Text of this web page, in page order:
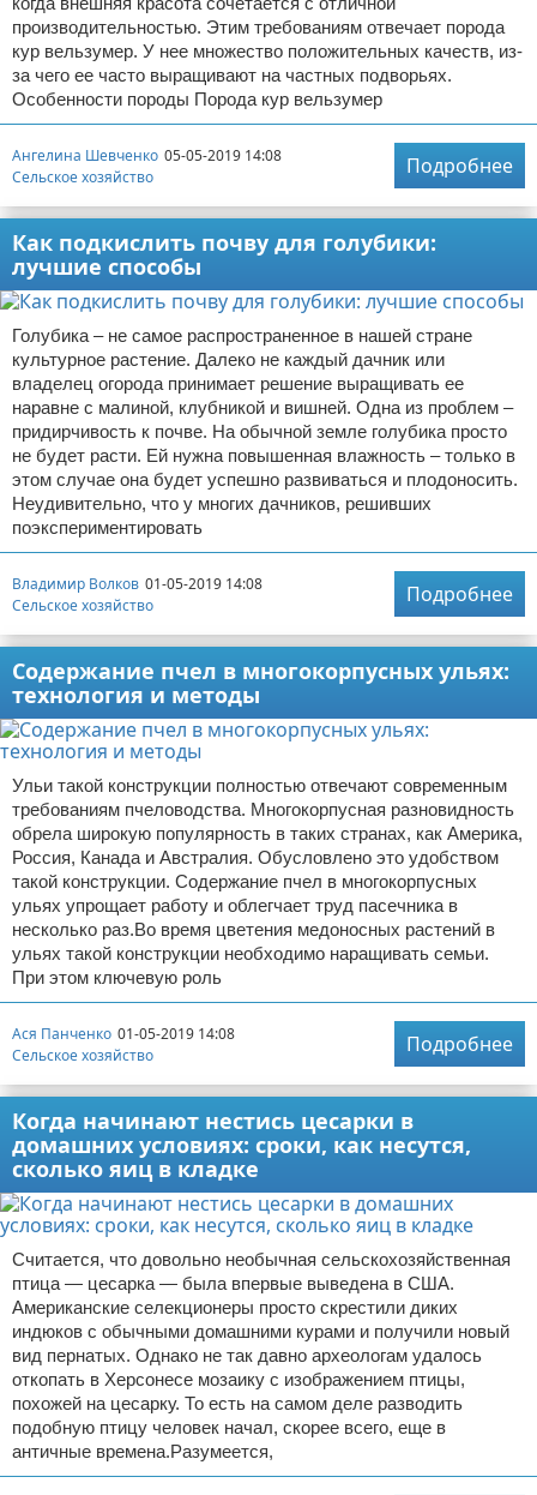
производительностью. Этим требованиям отвечает порода
кур вельзумер. У нее множество положительных качеств, из-
за чего ее часто выращивают на частных подворьях.
Особенности породы Порода кур вельзумер
Ангелина Шевченко 05-05-2019 14:08
Сельское хозяйство
Подробнее
Как подкислить почву для голубики:
лучшие способы
Голубика – не самое распространенное в нашей стране
культурное растение. Далеко не каждый дачник или
владелец огорода принимает решение выращивать ее
наравне с малиной, клубникой и вишней. Одна из проблем –
придирчивость к почве. На обычной земле голубика просто
не будет расти. Ей нужна повышенная влажность – только в
этом случае она будет успешно развиваться и плодоносить.
Неудивительно, что у многих дачников, решивших
поэкспериментировать
Владимир Волков 01-05-2019 14:08
Сельское хозяйство
Подробнее
Содержание пчел в многокорпусных ульях:
технология и методы
Ульи такой конструкции полностью отвечают современным
требованиям пчеловодства. Многокорпусная разновидность
обрела широкую популярность в таких странах, как Америка,
Россия, Канада и Австралия. Обусловлено это удобством
такой конструкции. Содержание пчел в многокорпусных
ульях упрощает работу и облегчает труд пасечника в
несколько раз.Во время цветения медоносных растений в
ульях такой конструкции необходимо наращивать семьи.
При этом ключевую роль
Ася Панченко 01-05-2019 14:08
Сельское хозяйство
Подробнее
Когда начинают нестись цесарки в
домашних условиях: сроки, как несутся,
сколько яиц в кладке
Считается, что довольно необычная сельскохозяйственная
птица — цесарка — была впервые выведена в США.
Американские селекционеры просто скрестили диких
индюков с обычными домашними курами и получили новый
вид пернатых. Однако не так давно археологам удалось
откопать в Херсонесе мозаику с изображением птицы,
похожей на цесарку. То есть на самом деле разводить
подобную птицу человек начал, скорее всего, еще в
античные времена.Разумеется,